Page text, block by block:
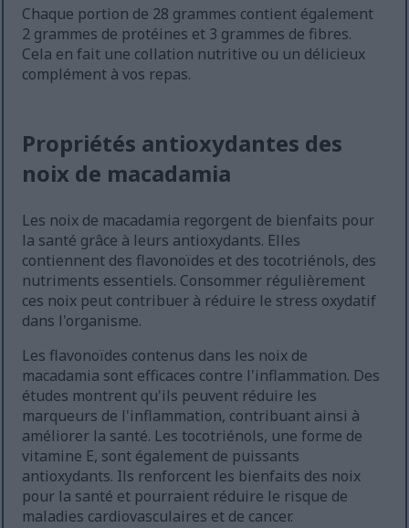
Chaque portion de 28 grammes contient également
2 grammes de protéines et 3 grammes de fibres.
Cela en fait une collation nutritive ou un délicieux
complément à vos repas.
Propriétés antioxydantes des
noix de macadamia
Les noix de macadamia regorgent de bienfaits pour
la santé grâce à leurs antioxydants. Elles
contiennent des flavonoïdes et des tocotriénols, des
nutriments essentiels. Consommer régulièrement
ces noix peut contribuer à réduire le stress oxydatif
dans l'organisme.
Les flavonoïdes contenus dans les noix de
macadamia sont efficaces contre l'inflammation. Des
études montrent qu'ils peuvent réduire les
marqueurs de l'inflammation, contribuant ainsi à
améliorer la santé. Les tocotriénols, une forme de
vitamine E, sont également de puissants
antioxydants. Ils renforcent les bienfaits des noix
pour la santé et pourraient réduire le risque de
maladies cardiovasculaires et de cancer.